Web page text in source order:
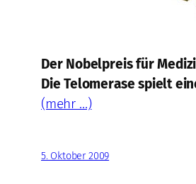
Der Nobelpreis für
Die Telomerase spielt
(mehr …)
5. Oktober 2009